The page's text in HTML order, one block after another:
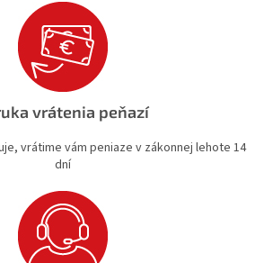
vrátenia peňazí
vrátime vám peniaze v zákonnej lehote 14
dní